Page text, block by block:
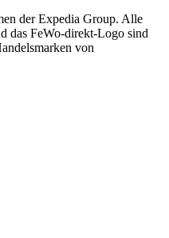
der Expedia Group. Alle
das FeWo-direkt-Logo sind
von